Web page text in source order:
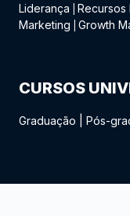
Liderança
Recursos
Marketing
Growth
CURSOS
Graduação Pós-